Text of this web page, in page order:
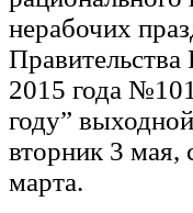
нерабочих
2015 года
году”
вторник 3 мая,
марта.